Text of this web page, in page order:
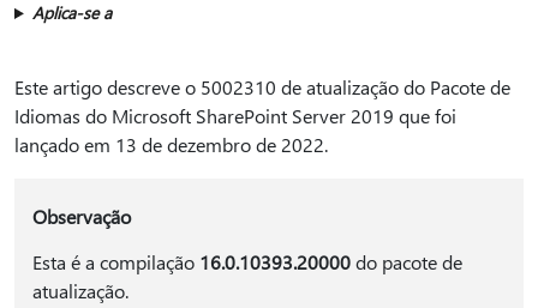
Aplica-se a
Este artigo descreve o 5002310 de atualização do Pacote de
Idiomas do Microsoft SharePoint Server 2019 que foi
lançado em 13 de dezembro de 2022.
Observação
Esta é a compilação 16.0.10393.20000do pacote de
atualização.